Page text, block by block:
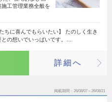
工管理業務全般を
ちに喜んでもらいたい】 たのしく生き
の想いでいっぱいです。…
詳細へ
掲載期間 26/08/07～26/08/21